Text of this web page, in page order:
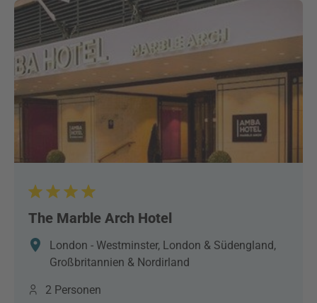
The Marble Arch Hotel
London - Westminster, London & Südengland,
Großbritannien & Nordirland
2 Personen